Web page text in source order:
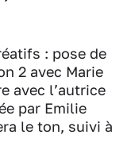
: pose de
2 avec Marie
avec l’autrice
par Emilie
le ton, suivi à